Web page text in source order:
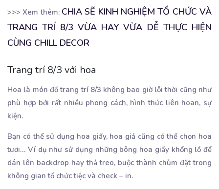
>>> Xem thêm: CHIA SẼ KINH NGHIỆM TỔ CHỨC VÀ
TRANG TRÍ 8/3 VỪA HAY VỪA DỄ THỰC HIỆN
CÙNG CHILL DECOR
Trang trí 8/3 với hoa
Hoa là món đồ trang trí 8/3 không bao giờ lỗi thời cũng như
phù hợp bới rất nhiều phong cách, hình thức liên hoan, sự
kiện.
Bạn có thể sử dụng hoa giấy, hoa giả cũng có thể chọn hoa
tươi… Ví dụ như sử dụng những bông hoa giấy khổng lồ để
dán lên backdrop hay thả treo, buộc thành chùm đặt trong
không gian tổ chức tiệc và check – in.